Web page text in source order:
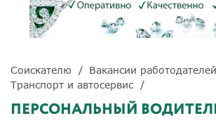
Соискателю
Вакансии работодателей
Транспорт и автосервис
ПЕРСОНАЛЬНЫЙ